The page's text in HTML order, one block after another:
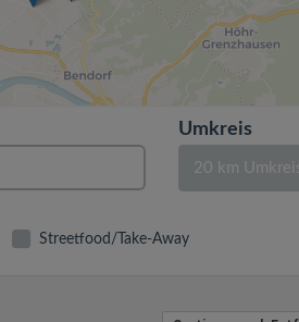
Umkreis
20 km
Streetfood/Take-Away